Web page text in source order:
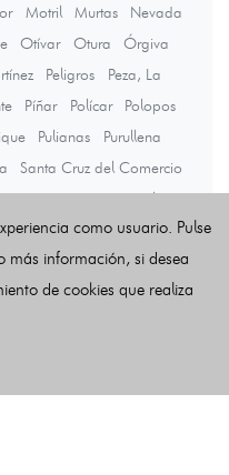
Motril Murtas
Nevada
Otívar Otura
Órgiva
Peligros
Peza, La
Píñar Polícar
Polopos
Pulianas
Purullena
Santa Cruz del Comercio
Taha, La
Torre-Cardela
Valle del Zalabí
Valle, El
Ventas de Huelma
Villanueva de las Torres
Últimas noticias
como usuario. Pulse
información, si desea
de cookies que realiza